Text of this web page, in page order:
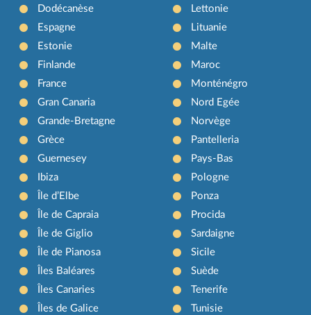
Dodécanèse
Espagne
Estonie
Finlande
France
Gran Canaria
Grande-Bretagne
Grèce
Guernesey
Ibiza
Île d’Elbe
Île de Capraia
Île de Giglio
Île de Pianosa
Îles Baléares
Îles Canaries
Îles de Galice
Lettonie
Lituanie
Malte
Maroc
Monténégro
Nord Egée
Norvège
Pantelleria
Pays-Bas
Pologne
Ponza
Procida
Sardaigne
Sicile
Suède
Tenerife
Tunisie